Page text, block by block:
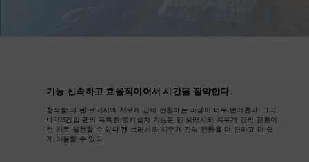
기능 신속하고 효율적이어서 시간을 절약한다.
창작할 때 펜 브러시와 지우개 간의 전환하는 과정이 너무 번거롭다. 그러
나P03감압 펜의 독특한 핫키설치 기능은 펜 브러시와 지우개 간의 전환이
한 키로 실현할 수 있다.펜 브러시와 지우개 간의 전환을 더 편하고 더 쉽
게 이용할 수 있다.